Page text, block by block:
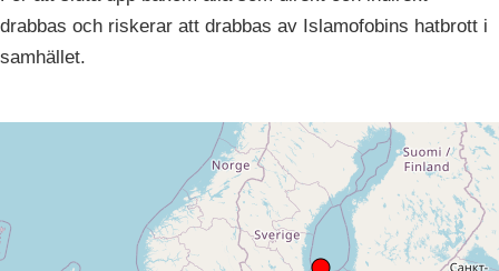
drabbas och riskerar att drabbas av Islamofobins hatbrott i
samhället.